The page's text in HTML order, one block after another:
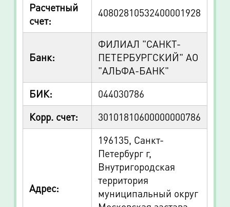
Расчетный
счет:
40802810532400001928
Банк:
ФИЛИАЛ "САНКТ-
ПЕТЕРБУРГСКИЙ" АО
"АЛЬФА-БАНК"
БИК:
044030786
Корр. счет:
30101810600000000786
Адрес:
196135, Санкт-
Петербург г,
Внутригородская
территория
муниципальный округ